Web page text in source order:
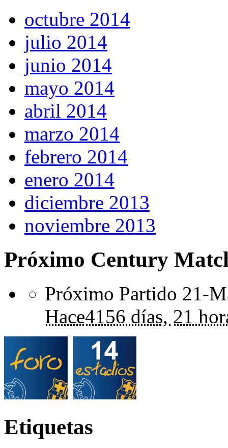
octubre 2014
julio 2014
junio 2014
mayo 2014
abril 2014
marzo 2014
febrero 2014
enero 2014
diciembre 2013
noviembre 2013
Próximo Century
Próximo Partido 21-
Hace4156 días, 21
Etiquetas